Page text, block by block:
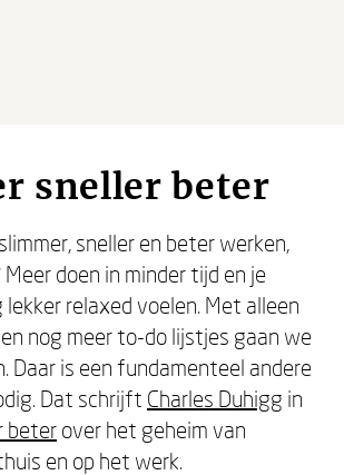
sneller beter
sneller en beter werken,
doen in minder tijd en je
lekker relaxed voelen. Met alleen
nog meer to-do lijstjes gaan we
Daar is een fundamenteel andere
Dat schrijft Charles Duhigg in
beter over het geheim van
en op het werk.